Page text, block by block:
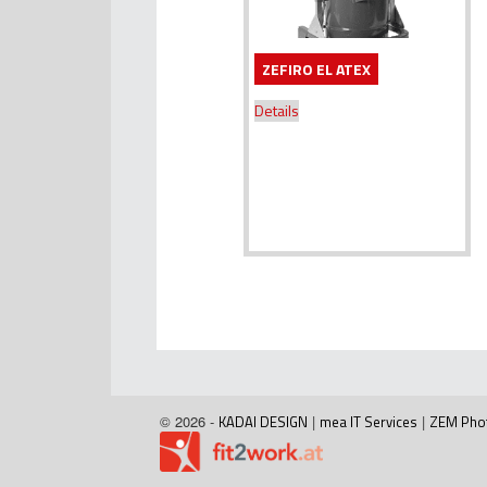
ZEFIRO EL ATEX
Details
© 2026 - KADAI DESIGN | mea IT Services | ZEM